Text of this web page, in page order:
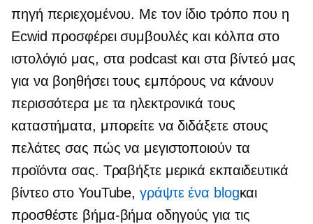
πηγή περιεχομένου. Με τον ίδιο τρόπο που η
Ecwid προσφέρει συμβουλές και κόλπα στο
ιστολόγιό μας, στα podcast και στα βίντεό μας
για να βοηθήσει τους εμπόρους να κάνουν
περισσότερα με τα ηλεκτρονικά τους
καταστήματα, μπορείτε να διδάξετε στους
πελάτες σας πώς να μεγιστοποιούν τα
προϊόντα σας. Τραβήξτε μερικά εκπαιδευτικά
βίντεο στο YouTube,γράψτε ένα blogκαι
προσθέστε βήμα-βήμα οδηγούς για τις